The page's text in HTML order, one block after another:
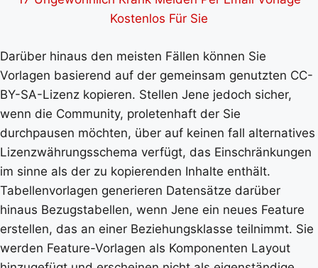
Kostenlos Für Sie
Darüber hinaus den meisten Fällen können Sie
Vorlagen basierend auf der gemeinsam genutzten CC-
BY-SA-Lizenz kopieren. Stellen Jene jedoch sicher,
wenn die Community, proletenhaft der Sie
durchpausen möchten, über auf keinen fall alternatives
Lizenzwährungsschema verfügt, das Einschränkungen
im sinne als der zu kopierenden Inhalte enthält.
Tabellenvorlagen generieren Datensätze darüber
hinaus Bezugstabellen, wenn Jene ein neues Feature
erstellen, das an einer Beziehungsklasse teilnimmt. Sie
werden Feature-Vorlagen als Komponenten Layout